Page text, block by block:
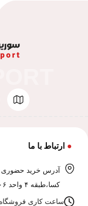
ارتباط با ما
آدرس خرید حضوری :
کسا،طبقه ۴ واحد ۳۰۶ سورین اسپرت
ساعت کاری فروشگاه :